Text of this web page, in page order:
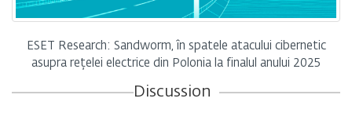
ESET Research: Sandworm, în spatele atacului cibernetic
asupra rețelei electrice din Polonia la finalul anului 2025
Discussion